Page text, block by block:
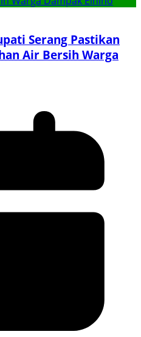
Serang Pastikan
Air Bersih Warga